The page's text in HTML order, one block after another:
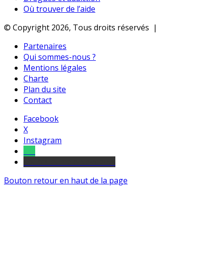
Où trouver de l’aide
© Copyright 2026, Tous droits réservés |
Partenaires
Qui sommes-nous ?
Mentions légales
Charte
Plan du site
Contact
Facebook
X
Instagram
Bouton retour en haut de la page